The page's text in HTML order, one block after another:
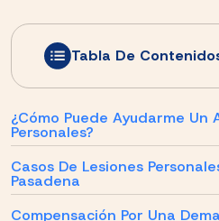
Tabla De
¿Cómo Puede Ayudarme Un
Personales?
Casos De Lesiones
Pasadena
Compensación Por Una